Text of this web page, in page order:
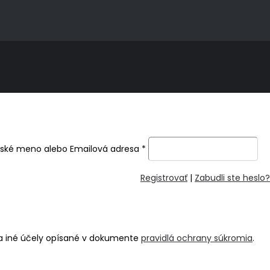
meno alebo Emailová adresa *
Registrovať | Zabudli ste heslo?
iné účely opísané v dokumente pravidlá ochrany súkromia.